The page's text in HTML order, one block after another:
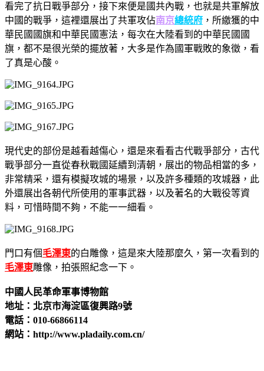
看完了抗日戰爭部分，接下來便是國共內戰，也就是共軍解放
中國的戰爭，這裡還展出了共軍攻佔南京總統府 ，所繳獲的中
華民國國旗和中華民國憲法，每次在大陸看到的中華民國國
旗，都不是很光榮的擺放著，大多是作為國軍戰敗的象徵，看
了真是心酸。
現代史的部份是越看越傷心，還是來看看古代戰爭部分，古代
戰爭部分一直從春秋戰國延續到清朝，展出的物品相當的多，
非常精采，還有模擬攻城的場景，以及許多種類的攻城器，此
外還展出各朝代所使用的軍事武器，以及著名的大戰役等資
料，可惜時間不夠，不能一一細看。
門口有個毛澤東的白雕像，這是來大陸那麼久，第一次看到的
毛澤東雕像，拍張照紀念一下。
中國人民革命軍事博物館
地址：北京市海淀區復興路9號
電話：010-66866114
網站：http://www.pladaily.com.cn/